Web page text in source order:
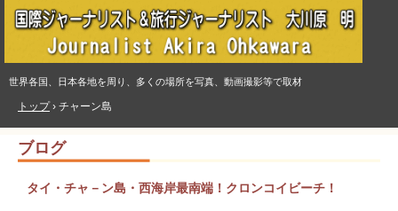
世界各国、日本各地を周り、多くの場所を写真、動画撮影等で取材
トップ› チャーン島
ブログ
タイ・チャ－ン島・西海岸最南端！クロンコイビーチ！